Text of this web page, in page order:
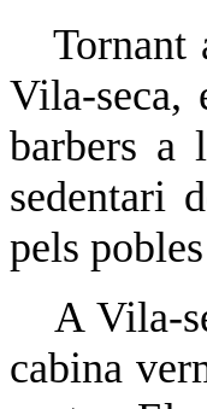
Tornant
Vila-seca,
barbers a
sedentari
pels
A Vila-
cabina